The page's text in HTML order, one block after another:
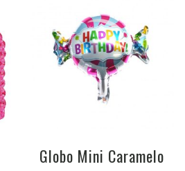
Globo Mini Caramelo